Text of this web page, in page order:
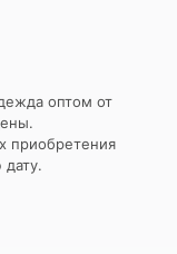
оптом от
приобретения